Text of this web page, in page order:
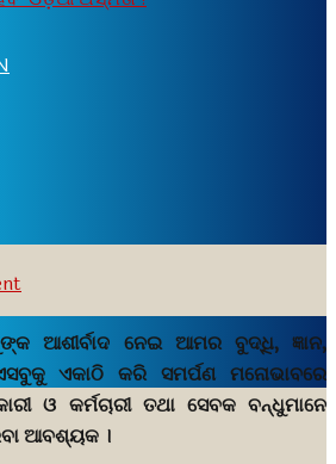
ଆଶୀର୍ବାଦ ନେଇ ଆମର ବୁଦ୍ଧି, ଜ୍ଞାନ,
ଏକାଠି କରି ସମର୍ପଣ ମନୋଭାବରେ
ଓ କର୍ମଚାରୀ ତଥା ସେବକ ବନ୍ଧୁମାନେ
ଆବଶ୍ୟକ ।